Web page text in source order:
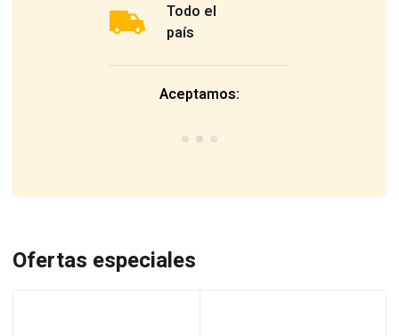
Todo el
país
Aceptamos:
Ofertas especiales